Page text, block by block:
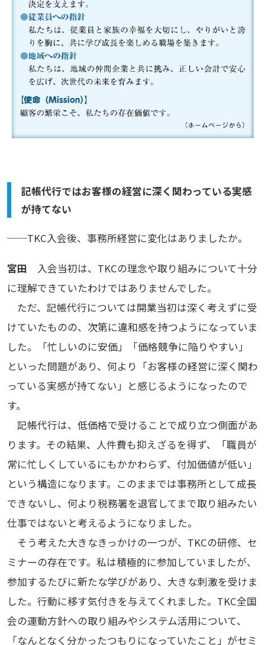
記帳代行ではお客様の経営に深く関わっている実感
が持てない
──TKC入会後、事務所経営に変化はありましたか。
宮田 入会当初は、TKCの理念や取り組みについて十分
に理解できていたわけではありませんでした。
ただ、記帳代行については開業当初は深く考えずに受
けていたものの、次第に違和感を持つようになっていま
した。「忙しいのに安価」「価格競争に陥りやすい」
といった問題があり、何より「お客様の経営に深く関わ
っている実感が持てない」と感じるようになったので
す。
記帳代行は、低価格で受けることで成り立つ側面があ
ります。その結果、人件費も抑えざるを得ず、「職員が
常に忙しくしているにもかかわらず、付加価値が低い」
という構造になります。このままでは事務所として成長
できないし、何より税務署を退官してまで取り組みたい
仕事ではないと考えるようになりました。
そう考えた大きなきっかけの一つが、TKCの研修、セ
ミナーの存在です。私は積極的に参加していましたが、
参加するたびに新たな学びがあり、大きな刺激を受けま
した。行動に移す気付きを与えてくれました。TKC全国
会の運動方針への取り組みやシステム活用について、
「なんとなく分かったつもりになっていたこと」がセミ